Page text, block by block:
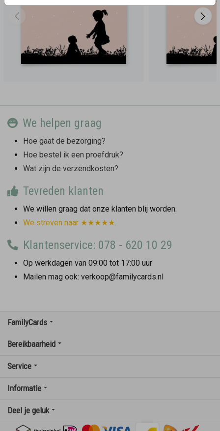
We helpen graag
Hoe gaat de bezorging?
Hoe bestel ik een proefdruk?
Wat zijn de verzendkosten?
Tevreden klanten
We willen graag dat onze klanten blij worden.
We streven naar ★★★★★.
Klantenservice: 078 - 620 10 29
Op werkdagen van 09:00 tot 17:00 uur
Mailen mag ook: verkoop@familycards.nl
FamilyCards
Bereikbaarheid
Service
Informatie
Deel je geluk